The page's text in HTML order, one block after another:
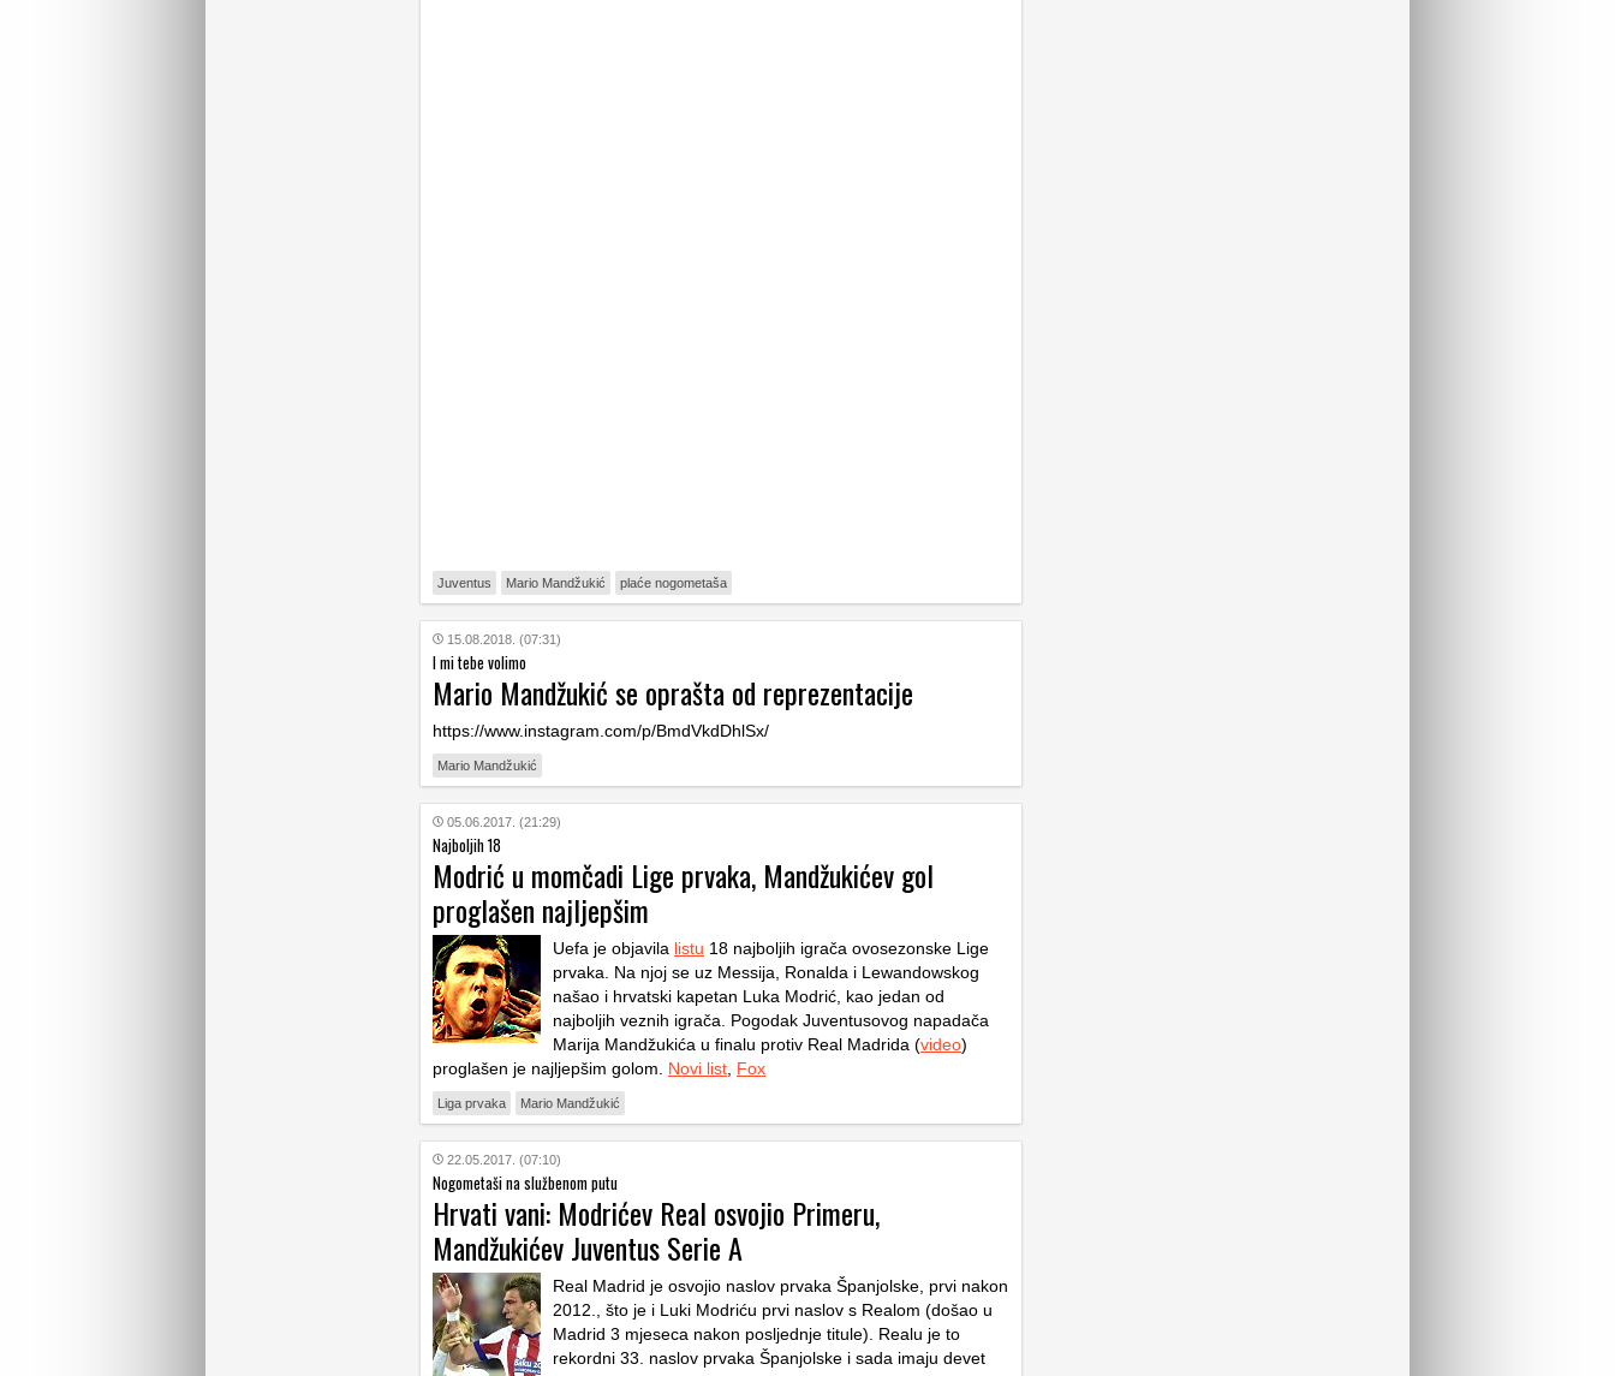
Juventus Mario Mandžukić plaće nogometaša
15.08.2018. (07:31)
I mi tebe volimo
Mario Mandžukić se oprašta od reprezentacije
https://www.instagram.com/p/BmdVkdDhlSx/
Mario Mandžukić
05.06.2017. (21:29)
Najboljih 18
Modrić u momčadi Lige prvaka, Mandžukićev gol
proglašen najljepšim
Uefa je objavila listu 18 najboljih igrača ovosezonske Lige
prvaka. Na njoj se uz Messija, Ronalda i Lewandowskog
našao i hrvatski kapetan Luka Modrić, kao jedan od
najboljih veznih igrača. Pogodak Juventusovog napadača
Marija Mandžukića u finalu protiv Real Madrida (video)
proglašen je najljepšim golom. Novi list Fox
Liga prvaka Mario Mandžukić
22.05.2017. (07:10)
Nogometaši na službenom putu
Hrvati vani: Modrićev Real osvojio Primeru,
Mandžukićev Juventus Serie A
Real Madrid je osvojio naslov prvaka Španjolske, prvi nakon
2012., što je i Luki Modriću prvi naslov s Realom (došao u
Madrid 3 mjeseca nakon posljednje titule). Realu je to
rekordni 33. naslov prvaka Španjolske i sada imaju devet